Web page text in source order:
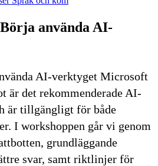
använda AI-
AI-verktyget Microsoft
är det rekommenderade AI-
är tillgängligt för både
I workshoppen går vi genom
grundläggande
svar, samt riktlinjer för